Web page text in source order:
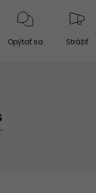
Opýtať sa Strážiť